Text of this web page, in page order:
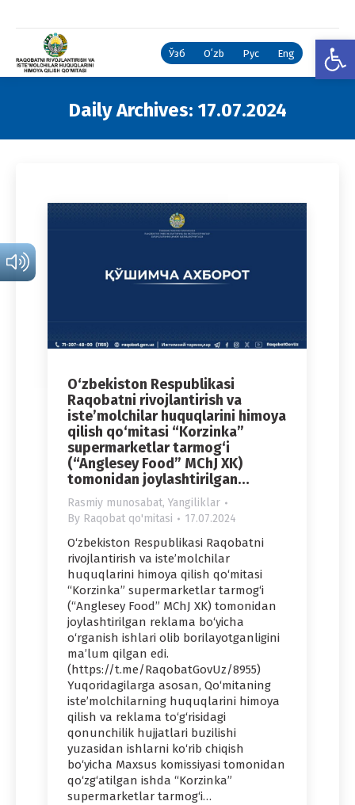
Ўзб Oʻzb Рус Eng
Daily Archives: 17.07.2024
O‘zbekiston Respublikasi
Raqobatni rivojlantirish va
iste’molchilar huquqlarini himoya
qilish qo‘mitasi “Korzinka”
supermarketlar tarmog‘i
(“Anglesey Food” MChJ XK)
tomonidan joylashtirilgan…
Rasmiy munosabat, Yangiliklar
By Raqobat qo'mitasi 17.07.2024
O‘zbekiston Respublikasi Raqobatni
rivojlantirish va iste’molchilar
huquqlarini himoya qilish qo‘mitasi
“Korzinka” supermarketlar tarmog‘i
(“Anglesey Food” MChJ XK) tomonidan
joylashtirilgan reklama bo‘yicha
o‘rganish ishlari olib borilayotganligini
ma’lum qilgan edi.
(https://t.me/RaqobatGovUz/8955)
Yuqoridagilarga asosan, Qo‘mitaning
iste’molchilarning huquqlarini himoya
qilish va reklama to‘g‘risidagi
qonunchilik hujjatlari buzilishi
yuzasidan ishlarni ko‘rib chiqish
bo‘yicha Maxsus komissiyasi tomonidan
qo‘zg‘atilgan ishda “Korzinka”
supermarketlar tarmog‘i…